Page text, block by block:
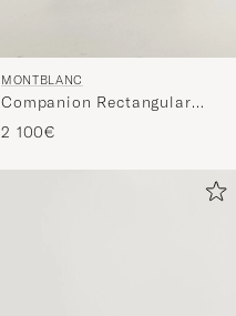
MONTBLANC
Companion Rectangular
Backpack Black
2 100€